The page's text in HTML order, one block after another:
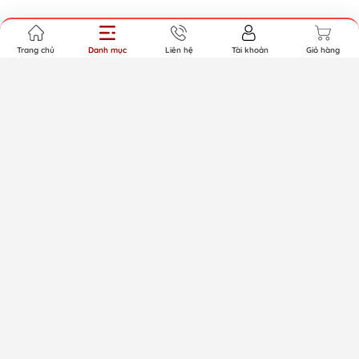
Kinh nghiệm chọn mua
sản phẩm "Thảm cao cấp"
Trang chủ Danh mục Liên hệ Tài khoản Giỏ hàng